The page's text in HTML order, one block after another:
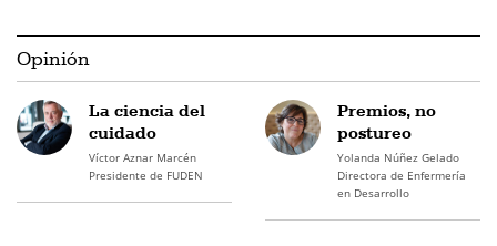
Opinión
La ciencia del
cuidado
Víctor Aznar Marcén
Presidente de FUDEN
Premios, no
postureo
Yolanda Núñez Gelado
Directora de Enfermería
en Desarrollo